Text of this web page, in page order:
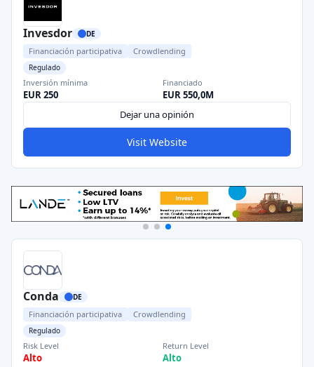
Invesdor DE
Financiación participativa Crowdlending
Regulado
Inversión mínima
EUR 250
Financiado
EUR 550,0M
Dejar una opinión
Visit Website
Conda DE
Financiación participativa Crowdlending
Regulado
Risk Level
Alto
Return Level
Alto